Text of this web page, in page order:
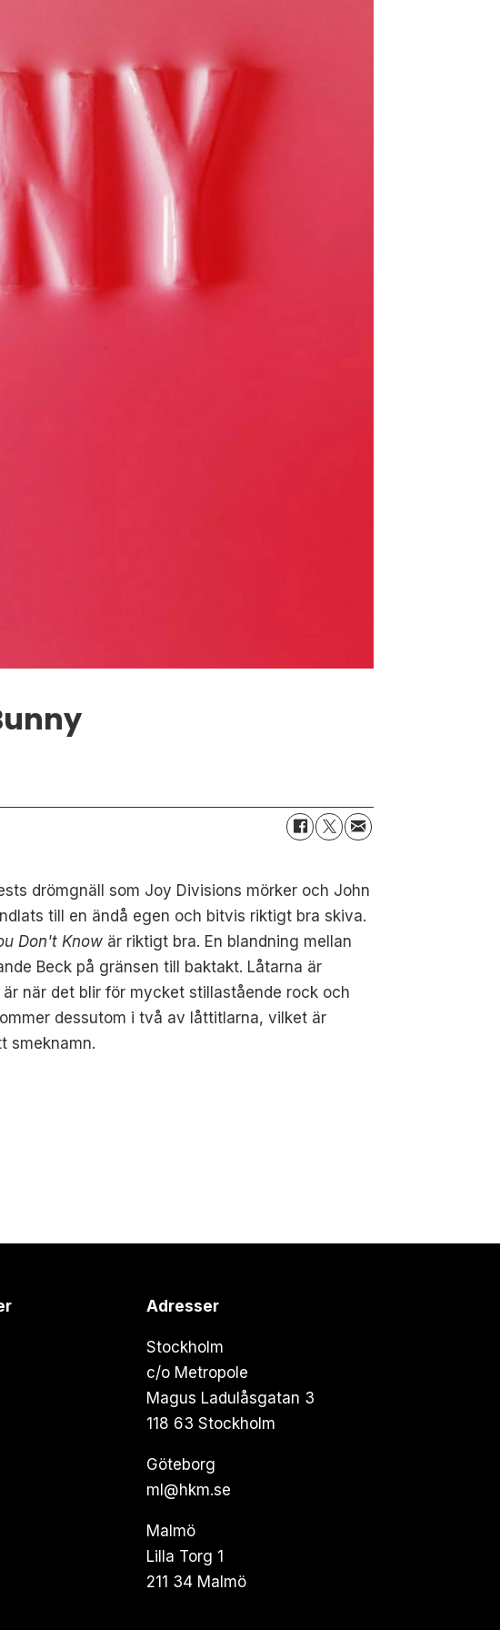
drömgnäll som Joy Divisions mörker och John
till en ändå egen och bitvis riktigt bra skiva.
Don't Know är riktigt bra. En blandning mellan
Beck på gränsen till baktakt. Låtarna är
när det blir för mycket stillastående rock och
dessutom i två av låttitlarna, vilket är
smeknamn.
Adresser
Stockholm
c/o Metropole
Magus Ladulåsgatan 3
118 63 Stockholm
Göteborg
ml@hkm.se
Malmö
Lilla Torg 1
211 34 Malmö